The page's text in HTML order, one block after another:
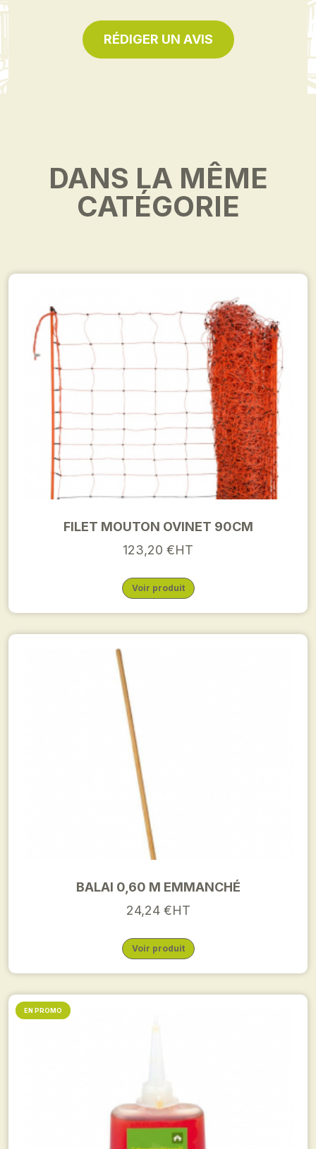
RÉDIGER UN AVIS
DANS LA MÊME
CATÉGORIE
FILET MOUTON OVINET 90CM
123,20 €HT
Voir produit
BALAI 0,60 M EMMANCHÉ
24,24 €HT
Voir produit
EN PROMO